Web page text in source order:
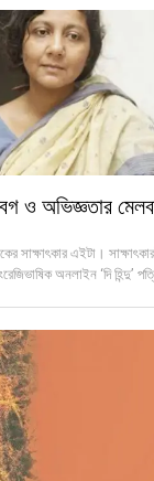
ও অভিজ্ঞতার
সাক্ষাৎকার এইটা।
অনলাইন ‘দি হিন্দু’